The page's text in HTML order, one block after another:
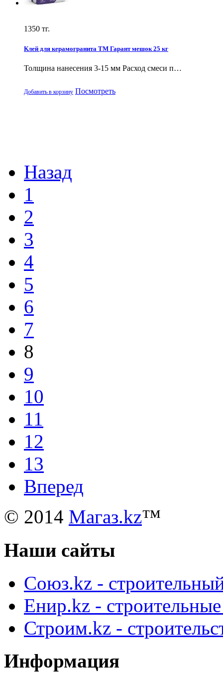
1350 тг.
Клей для керамогранита ТМ Гарант мешок 25 кг
Толщина нанесения 3-15 мм Расход смеси п…
Добавить в корзину Посмотреть
Назад
1
2
3
4
5
6
7
8
9
10
11
12
13
Вперед
© 2014 Магаз.kz™
Наши сайты
Союз.kz -
Енир.kz -
Строим.kz -
Информация